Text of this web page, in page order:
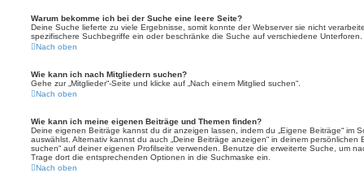
Warum bekomme ich bei der Suche eine leere Seite?
Deine Suche lieferte zu viele Ergebnisse, somit konnte der Webserver sie nicht
spezifischere Suchbegriffe ein oder beschränke die Suche auf verschiedene Unterforen.
Nach oben
Wie kann ich nach Mitgliedern suchen?
Gehe zur „Mitglieder“-Seite und klicke auf „Nach einem Mitglied suchen“.
Nach oben
Wie kann ich meine eigenen Beiträge und Themen finden?
Deine eigenen Beiträge kannst du dir anzeigen lassen, indem du „Eigene Beiträge“ im
auswählst. Alternativ kannst du auch „Deine Beiträge anzeigen“ in deinem persönlichen
suchen“ auf deiner eigenen Profilseite verwenden. Benutze die erweiterte Suche, um
Trage dort die entsprechenden Optionen in die Suchmaske ein.
Nach oben